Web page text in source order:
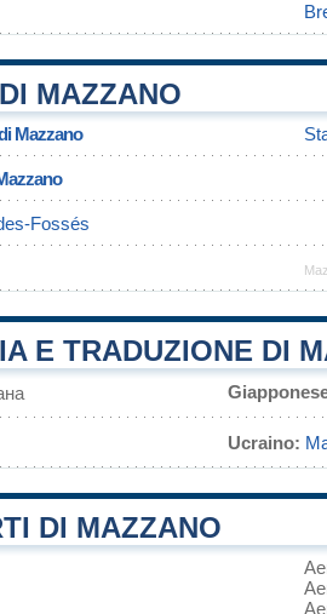
MAZZANO
Mazzano
Fossés
E TRADUZIONE DI
Ucraino:
DI MAZZANO